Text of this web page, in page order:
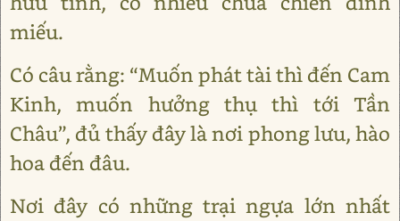
miếu.
Có câu rằng: “Muốn phát tài thì đến Cam
Kinh, muốn hưởng thụ thì tới Tần
Châu”, đủ thấy đây là nơi phong lưu, hào
hoa đến đâu.
Nơi đây có những trại ngựa lớn nhất